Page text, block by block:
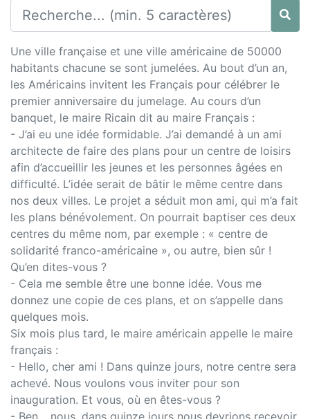
Une ville française et une ville américaine de 50000
habitants chacune se sont jumelées. Au bout d’un an,
les Américains invitent les Français pour célébrer le
premier anniversaire du jumelage. Au cours d’un
banquet, le maire Ricain dit au maire Français :
- J’ai eu une idée formidable. J’ai demandé à un ami
architecte de faire des plans pour un centre de loisirs
afin d’accueillir les jeunes et les personnes âgées en
difficulté. L’idée serait de bâtir le même centre dans
nos deux villes. Le projet a séduit mon ami, qui m’a fait
les plans bénévolement. On pourrait baptiser ces deux
centres du même nom, par exemple : « centre de
solidarité franco-américaine », ou autre, bien sûr !
Qu’en dites-vous ?
- Cela me semble être une bonne idée. Vous me
donnez une copie de ces plans, et on s’appelle dans
quelques mois.
Six mois plus tard, le maire américain appelle le maire
français :
- Hello, cher ami ! Dans quinze jours, notre centre sera
achevé. Nous voulons vous inviter pour son
inauguration. Et vous, où en êtes-vous ?
- Ben… nous, dans quinze jours nous devrions recevoir